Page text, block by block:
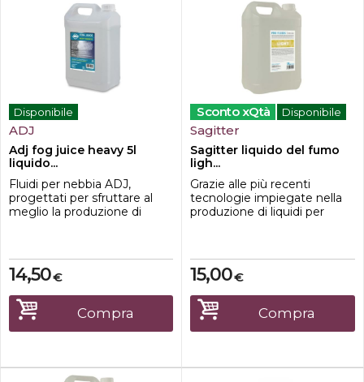
Disponibile
ADJ
Adj fog juice heavy 5l
liquido...
Fluidi per nebbia ADJ,
progettati per sfruttare al
meglio la produzione di
qualsiasi altra macchina per
nebbia a base d'acqua.Gli
effetti nebbia sono ideali per
migliorare la qualità
dell'illuminazione per effetti
speciali...
€
14,50
Compra
Sconto xQtà Disponibile
Sagitter
Sagitter liquido del fumo
ligh...
Grazie alle più recenti
tecnologie impiegate nella
produzione di liquidi per
alta efficienza capace di
soddisfare tutte le esigenze,
offrendo unampia scelta
studiata per ogni
applicazione. lestrema cura
impiegata...
€
15,00
Compra